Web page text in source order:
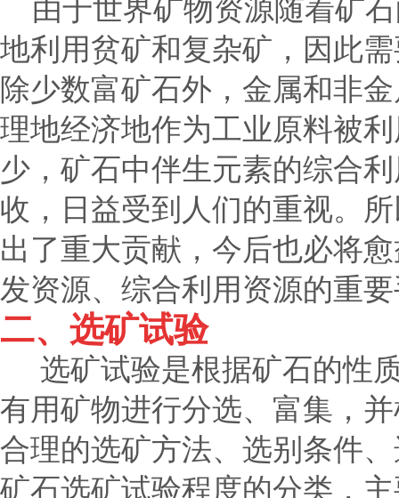
由于世界矿物资源随着矿
地利用贫矿和复杂矿，因此
除少数富矿石外，金属和非
理地经济地作为工业原料被
少，矿石中伴生元素的综合
收，日益受到人们的重视。
出了重大贡献，今后也必将
发资源、综合利用资源的重
二、选矿试验
选矿试验是根据矿石的性
有用矿物进行分选、富集，
合理的选矿方法、选别条件
矿石选矿试验程度的分类，